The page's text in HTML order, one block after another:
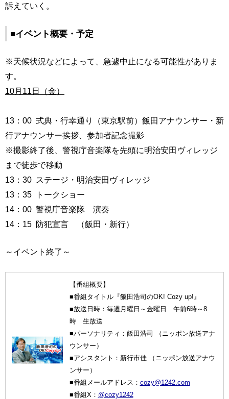
訴えていく。
■イベント概要・予定
※天候状況などによって、急遽中止になる可能性がありま
す。
10 月 11 日（金）
13：00 式典・行幸通り（東京駅前）飯田アナウンサー・新
行アナウンサー挨拶、参加者記念撮影
※撮影終了後、警視庁音楽隊を先頭に明治安田ヴィレッジ
まで徒歩で移動
13：30 ステージ・明治安田ヴィレッジ
13：35 トークショー
14：00 警視庁音楽隊 演奏
14：15 防犯宣言 （飯田・新行）
～イベント終了～
【番組概要】
■番組タイトル『飯田浩司のOK! Cozy up!』
■放送日時：毎週月曜日～金曜日 午前6時～8
時 生放送
■パーソナリティ：飯田浩司 （ニッポン放送アナ
ウンサー）
■アシスタント：新行市佳 （ニッポン放送アナウ
ンサー）
■番組メールアドレス： cozy@1242.com
■番組X： @cozy1242